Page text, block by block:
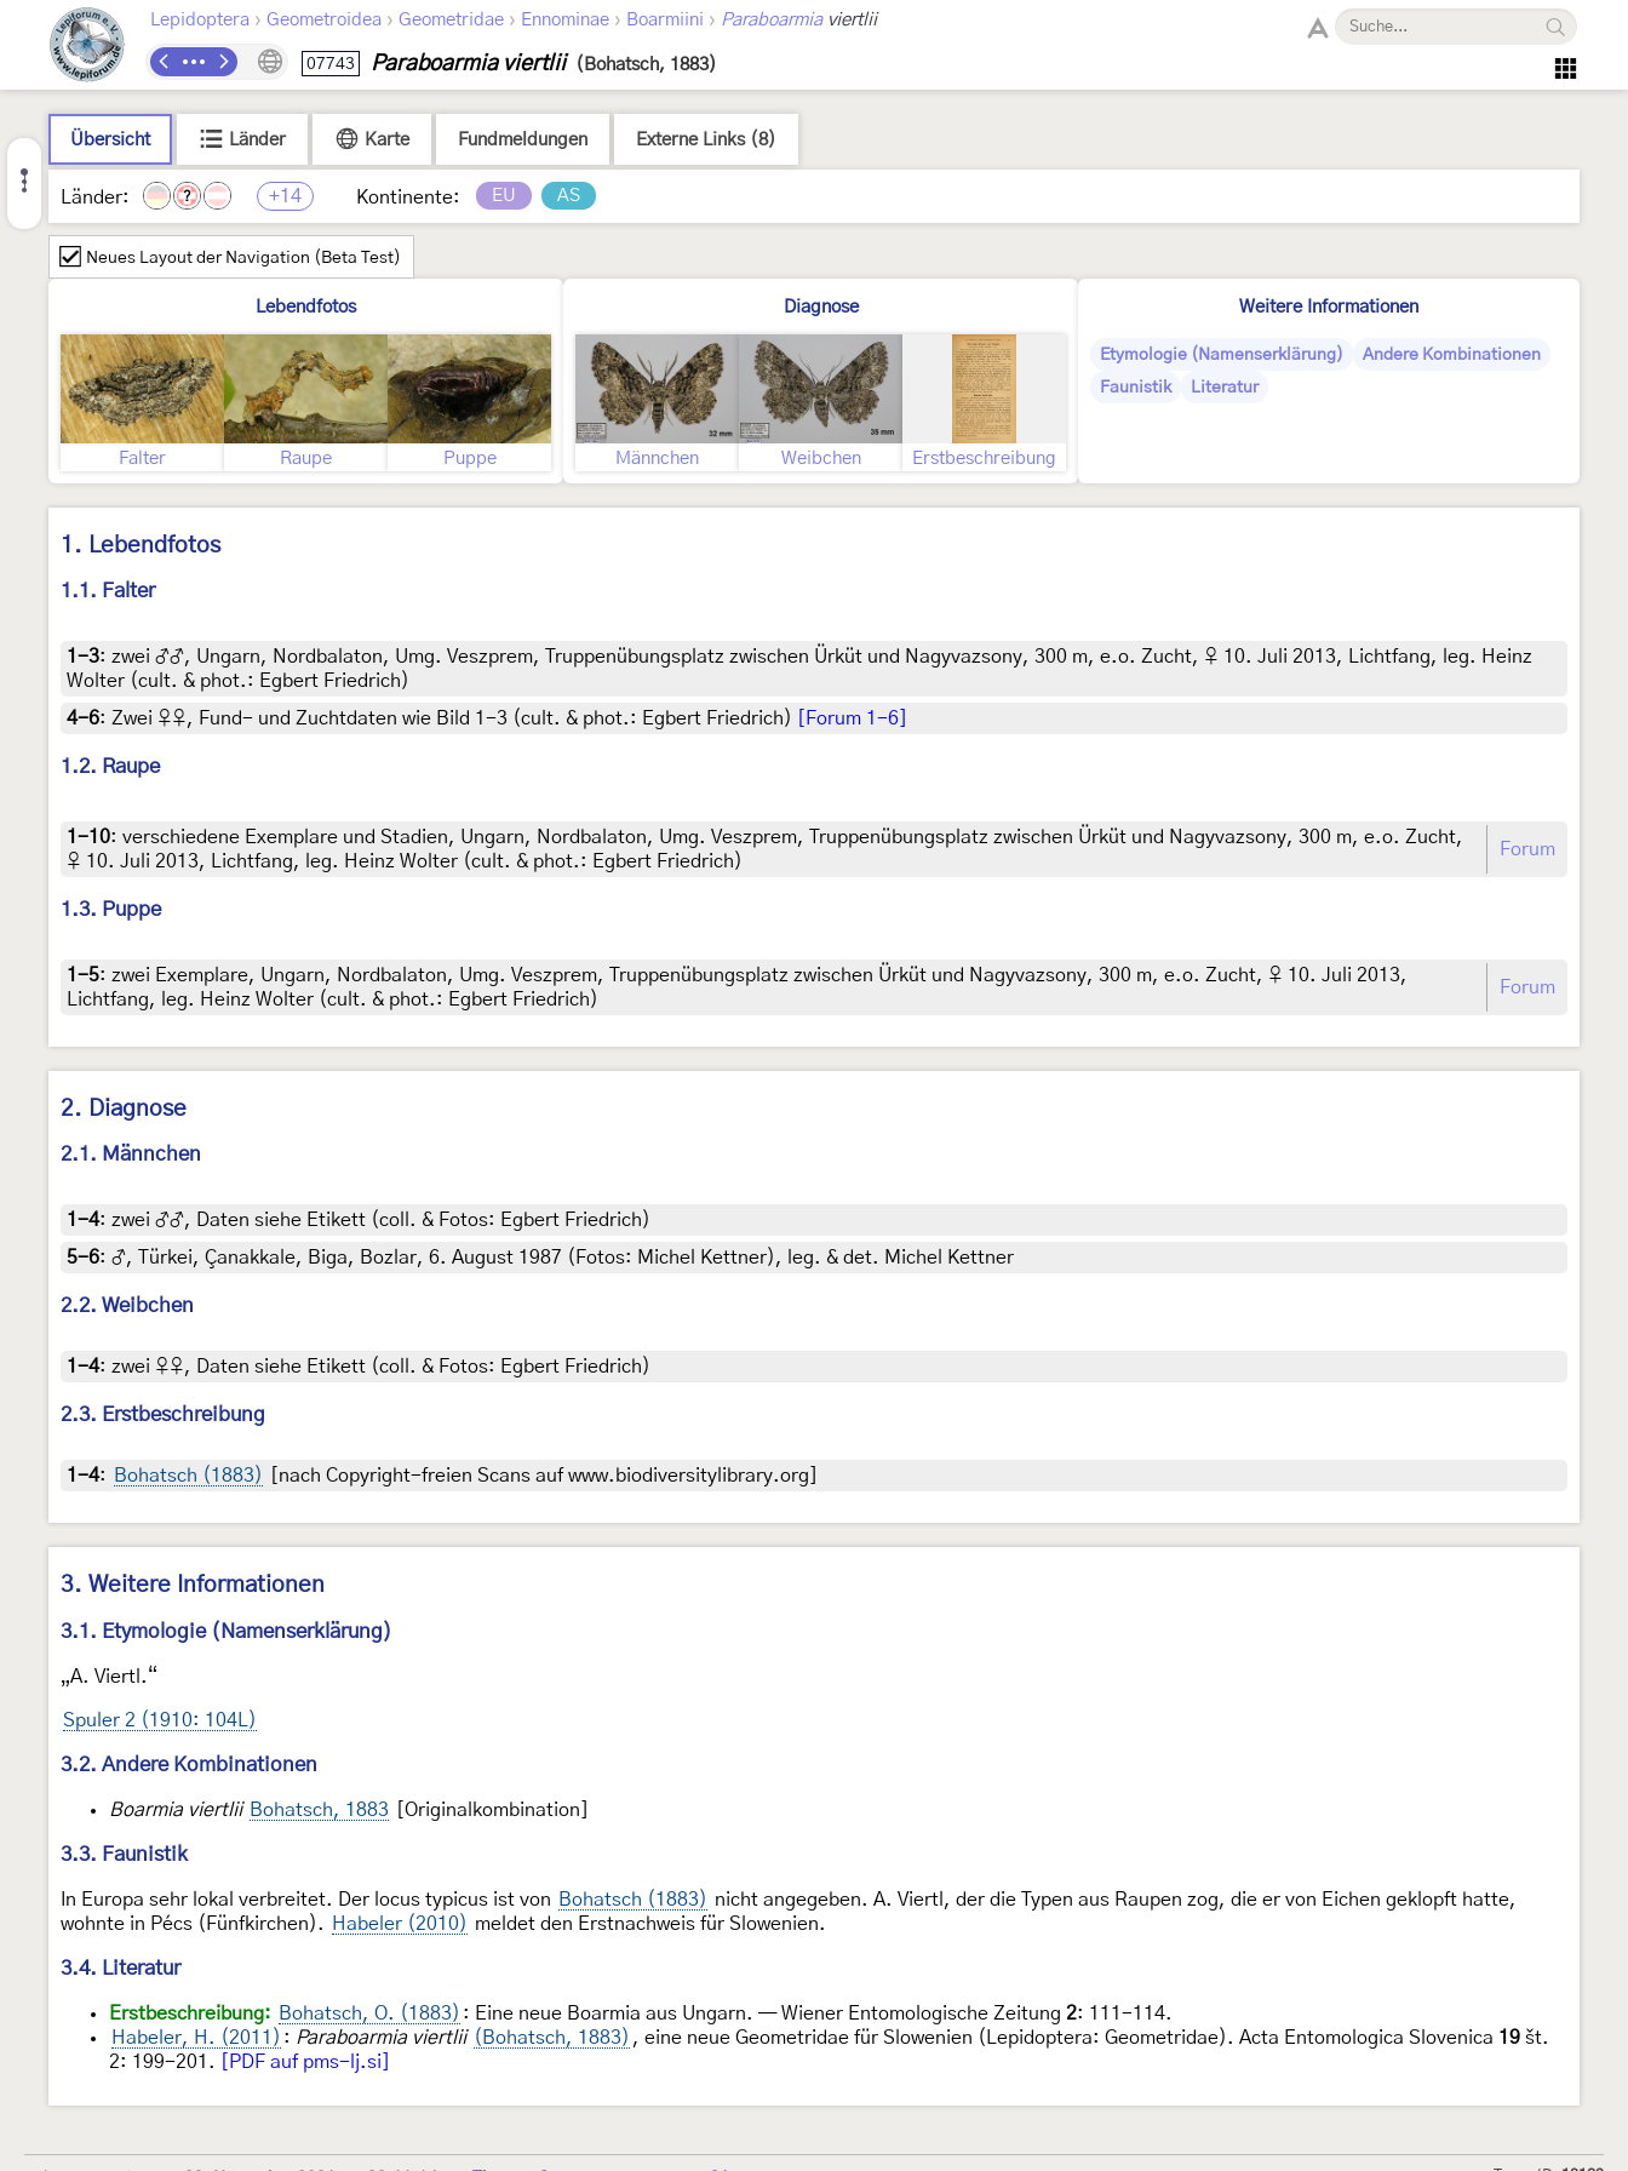
Lepidoptera › Geometroidea › Geometridae › Ennominae › Boarmiini › Paraboarmiaviertlii
07743 Paraboarmia viertlii (Bohatsch, 1883)
Übersicht Länder Karte Fundmeldungen Externe Links (8)
Länder: ? +14 Kontinente: EU AS
Neues Layout der Navigation (Beta Test)
Lebendfotos
Falter Raupe Puppe
Diagnose
Männchen Weibchen Erstbeschreibung
Weitere Informationen
Etymologie (Namenserklärung)
Andere Kombinationen
Faunistik
Literatur
1. Lebendfotos
1.1. Falter
1-3: zwei ♂♂, Ungarn, Nordbalaton, Umg. Veszprem, Truppenübungsplatz zwischen Ürküt und Nagyvazsony, 300 m, e.o. Zucht, ♀ 10. Juli 2013, Lichtfang, leg. Heinz
Wolter (cult. & phot.: Egbert Friedrich)
4-6: Zwei ♀♀, Fund- und Zuchtdaten wie Bild 1-3 (cult. & phot.: Egbert Friedrich) [Forum 1-6]
1.2. Raupe
1-10: verschiedene Exemplare und Stadien, Ungarn, Nordbalaton, Umg. Veszprem, Truppenübungsplatz zwischen Ürküt und Nagyvazsony, 300 m, e.o. Zucht,
♀ 10. Juli 2013, Lichtfang, leg. Heinz Wolter (cult. & phot.: Egbert Friedrich)
Forum
1.3. Puppe
1-5: zwei Exemplare, Ungarn, Nordbalaton, Umg. Veszprem, Truppenübungsplatz zwischen Ürküt und Nagyvazsony, 300 m, e.o. Zucht, ♀ 10. Juli 2013,
Lichtfang, leg. Heinz Wolter (cult. & phot.: Egbert Friedrich)
Forum
2. Diagnose
2.1. Männchen
1-4: zwei ♂♂, Daten siehe Etikett (coll. & Fotos: Egbert Friedrich)
5-6: ♂, Türkei, Çanakkale, Biga, Bozlar, 6. August 1987 (Fotos: Michel Kettner), leg. & det. Michel Kettner
2.2. Weibchen
1-4: zwei ♀♀, Daten siehe Etikett (coll. & Fotos: Egbert Friedrich)
2.3. Erstbeschreibung
1-4: Bohatsch (1883) [nach Copyright-freien Scans auf www.biodiversitylibrary.org]
3. Weitere Informationen
3.1. Etymologie (Namenserklärung)
„A. Viertl.“
Spuler 2 (1910: 104L)
3.2. Andere Kombinationen
Boarmia viertlii Bohatsch, 1883 [Originalkombination]
3.3. Faunistik
In Europa sehr lokal verbreitet. Der locus typicus ist von Bohatsch (1883) nicht angegeben. A. Viertl, der die Typen aus Raupen zog, die er von Eichen geklopft hatte,
wohnte in Pécs (Fünfkirchen).
Habeler (2010) meldet den Erstnachweis für Slowenien.
3.4. Literatur
Erstbeschreibung: Bohatsch, O. (1883) : Eine neue Boarmia aus Ungarn. — Wiener Entomologische Zeitung 2: 111-114.
Habeler, H. (2011) : Paraboarmia viertlii (Bohatsch, 1883) , eine neue Geometridae für Slowenien (Lepidoptera: Geometridae). Acta Entomologica Slovenica 19 št.
2: 199-201.
[PDF auf pms-lj.si]